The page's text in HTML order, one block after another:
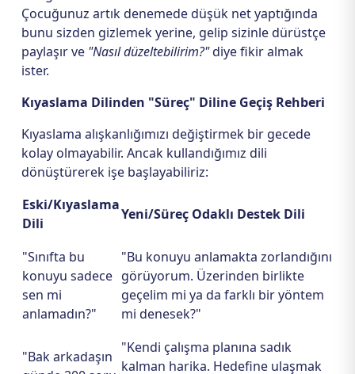
Çocuğunuz artık denemede düşük net yaptığında
bunu sizden gizlemek yerine, gelip sizinle dürüstçe
paylaşır ve "Nasıl düzeltebilirim?"diye fikir almak
ister.
Kıyaslama Dilinden "Süreç" Diline Geçiş Rehberi
Kıyaslama alışkanlığımızı değiştirmek bir gecede
kolay olmayabilir. Ancak kullandığımız dili
dönüştürerek işe başlayabiliriz:
Eski/Kıyaslama
Dili
Yeni/Süreç Odaklı Destek Dili
"Sınıfta bu
konuyu sadece
sen mi
anlamadın?"
"Bu konuyu anlamakta zorlandığını
görüyorum. Üzerinden birlikte
geçelim mi ya da farklı bir yöntem
mi denesek?"
"Bak arkadaşın
"Kendi çalışma planına sadık
kalman harika. Hedefine ulaşmak